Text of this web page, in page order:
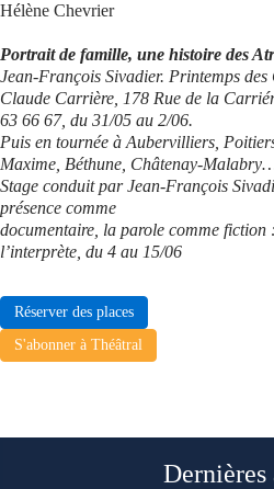
Hélène Chevrier
Portrait de famille, une histoire des
Jean-François Sivadier. Printemps des
Claude Carrière, 178 Rue de la
63 66 67, du 31/05 au 2/06.
Puis en tournée à Aubervilliers,
Maxime, Béthune, Châtenay-
Stage conduit par Jean-François
présence comme
documentaire, la parole comme
l’interprète, du 4 au 15/06
Réserver des places
S'abonner à Théâtral
Dernières